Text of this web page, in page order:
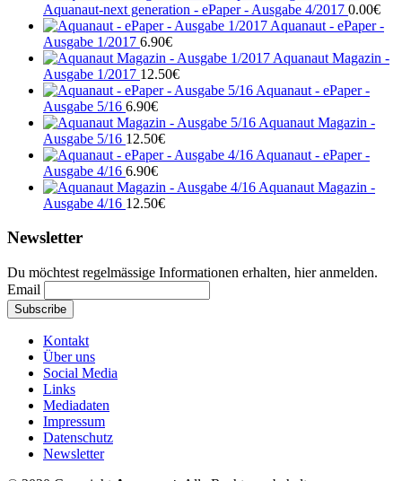
Aquanaut-next generation - ePaper - Ausgabe 4/2017 0.00€
Aquanaut - ePaper -
Ausgabe 1/2017 6.90€
Aquanaut Magazin -
Ausgabe 1/2017 12.50€
Aquanaut - ePaper -
Ausgabe 5/16 6.90€
Aquanaut Magazin -
Ausgabe 5/16 12.50€
Aquanaut - ePaper -
Ausgabe 4/16 6.90€
Aquanaut Magazin -
Ausgabe 4/16 12.50€
Newsletter
Du möchtest regelmässige Informationen erhalten, hier anmelden.
Email
Kontakt
Über uns
Social Media
Links
Mediadaten
Impressum
Datenschutz
Newsletter